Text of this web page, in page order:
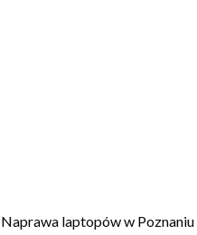
laptopów w Poznaniu